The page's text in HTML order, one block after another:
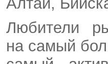
Любители
на самый